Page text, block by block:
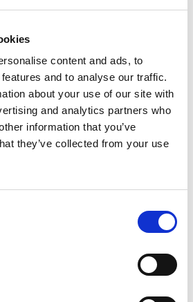
content and ads, to
and to analyse our traffic.
about your use of our site with
and analytics partners who
information that you’ve
they’ve collected from your use